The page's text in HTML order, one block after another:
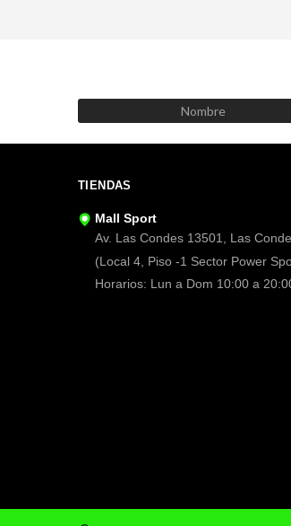
TIENDAS
Mall Sport
Av. Las Condes 13501, Las
(Local 4, Piso -1 Sector Power
Horarios: Lun a Dom 10:00 a